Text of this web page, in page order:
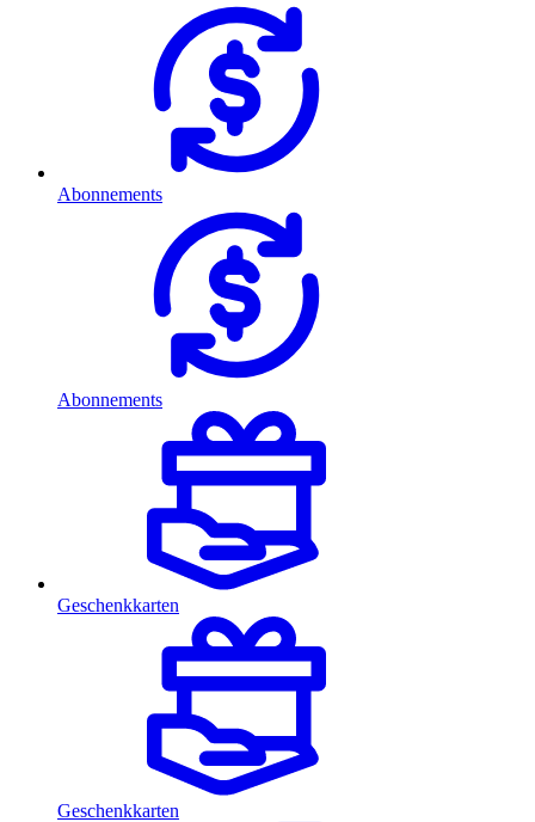
Abonnements
Abonnements
Geschenkkarten
Geschenkkarten